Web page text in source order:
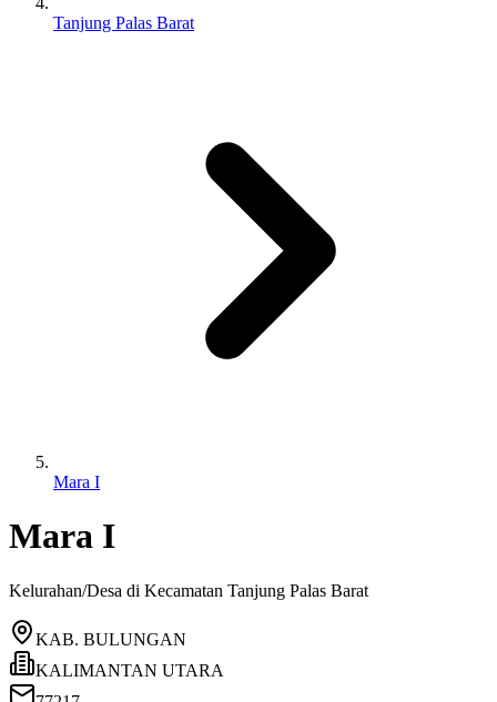
Tanjung Palas Barat
Mara I
Mara I
Kelurahan/Desa di Kecamatan Tanjung Palas Barat
KAB. BULUNGAN
KALIMANTAN UTARA